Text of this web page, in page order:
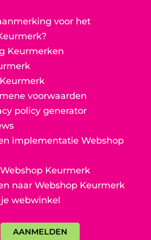
voor het
Keurmerken
voorwaarden
policy generator
implementatie Webshop
Keurmerk
naar Webshop Keurmerk
webwinkel
AANMELDEN